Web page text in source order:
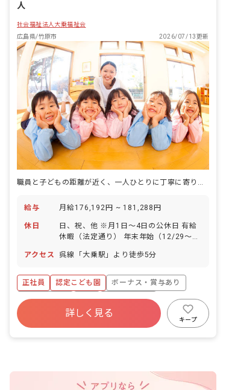
人
社会福祉法人大乗福祉会
広島県/竹原市
2026/07/13更新
職員と子どもの距離が近く、一人ひとりに丁寧に寄り添う保育ができます。
給与 月給176,192円 ~ 181,288円
休日
日、祝、他 ※月1日～4日の公休日 有給
休暇（法定通り） 年末年始（12/29～
94日
アクセス 呉線「大乗駅」より徒歩5分
正社員 認定こども園
ボーナス・賞与あり
社会保険完備
有給
福利厚生充実
残業少なめ
産休育休制度
詳しく見る
キープ